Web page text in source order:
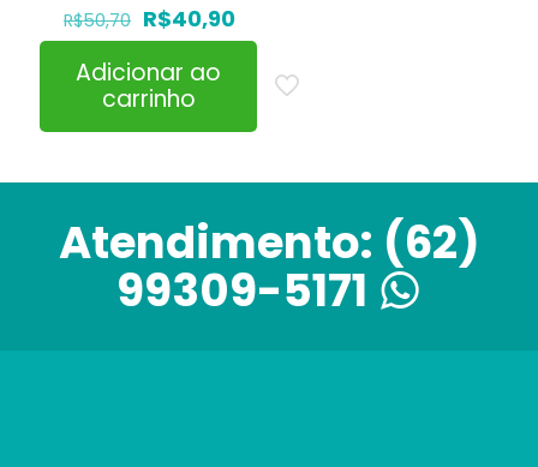
R$50,70 O
preço
original
era:
R$50,70.
R$40,90O
preço
Adicionar ao
carrinho
Atendimento: (62)
99309-5171